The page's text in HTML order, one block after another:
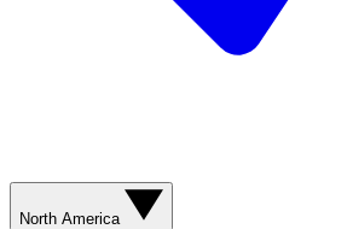
North America